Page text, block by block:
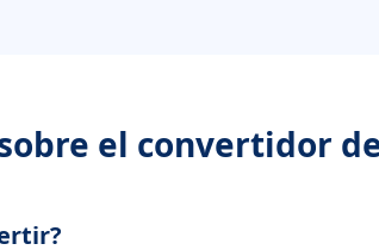
el convertidor